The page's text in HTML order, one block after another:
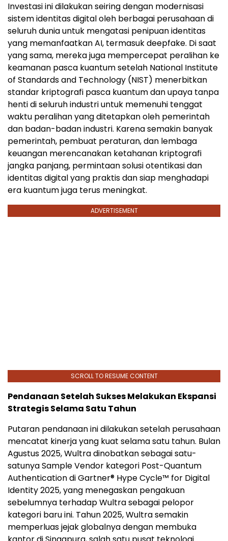
Investasi ini dilakukan seiring dengan modernisasi
sistem identitas digital oleh berbagai perusahaan di
seluruh dunia untuk mengatasi penipuan identitas
yang memanfaatkan AI, termasuk deepfake. Di saat
yang sama, mereka juga mempercepat peralihan ke
keamanan pasca kuantum setelah National Institute
of Standards and Technology (NIST) menerbitkan
standar kriptografi pasca kuantum dan upaya tanpa
henti di seluruh industri untuk memenuhi tenggat
waktu peralihan yang ditetapkan oleh pemerintah
dan badan-badan industri. Karena semakin banyak
pemerintah, pembuat peraturan, dan lembaga
keuangan merencanakan ketahanan kriptografi
jangka panjang, permintaan solusi otentikasi dan
identitas digital yang praktis dan siap menghadapi
era kuantum juga terus meningkat.
ADVERTISEMENT
SCROLL TO RESUME CONTENT
Pendanaan Setelah Sukses Melakukan Ekspansi
Strategis Selama Satu Tahun
Putaran pendanaan ini dilakukan setelah perusahaan
mencatat kinerja yang kuat selama satu tahun. Bulan
Agustus 2025, Wultra dinobatkan sebagai satu-
satunya Sample Vendor kategori Post-Quantum
Authentication di Gartner® Hype Cycle™ for Digital
Identity 2025, yang menegaskan pengakuan
sebelumnya terhadap Wultra sebagai pelopor
kategori baru ini. Tahun 2025, Wultra semakin
memperluas jejak globalnya dengan membuka